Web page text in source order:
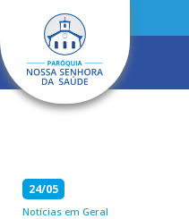
24/05
Notícias em Geral